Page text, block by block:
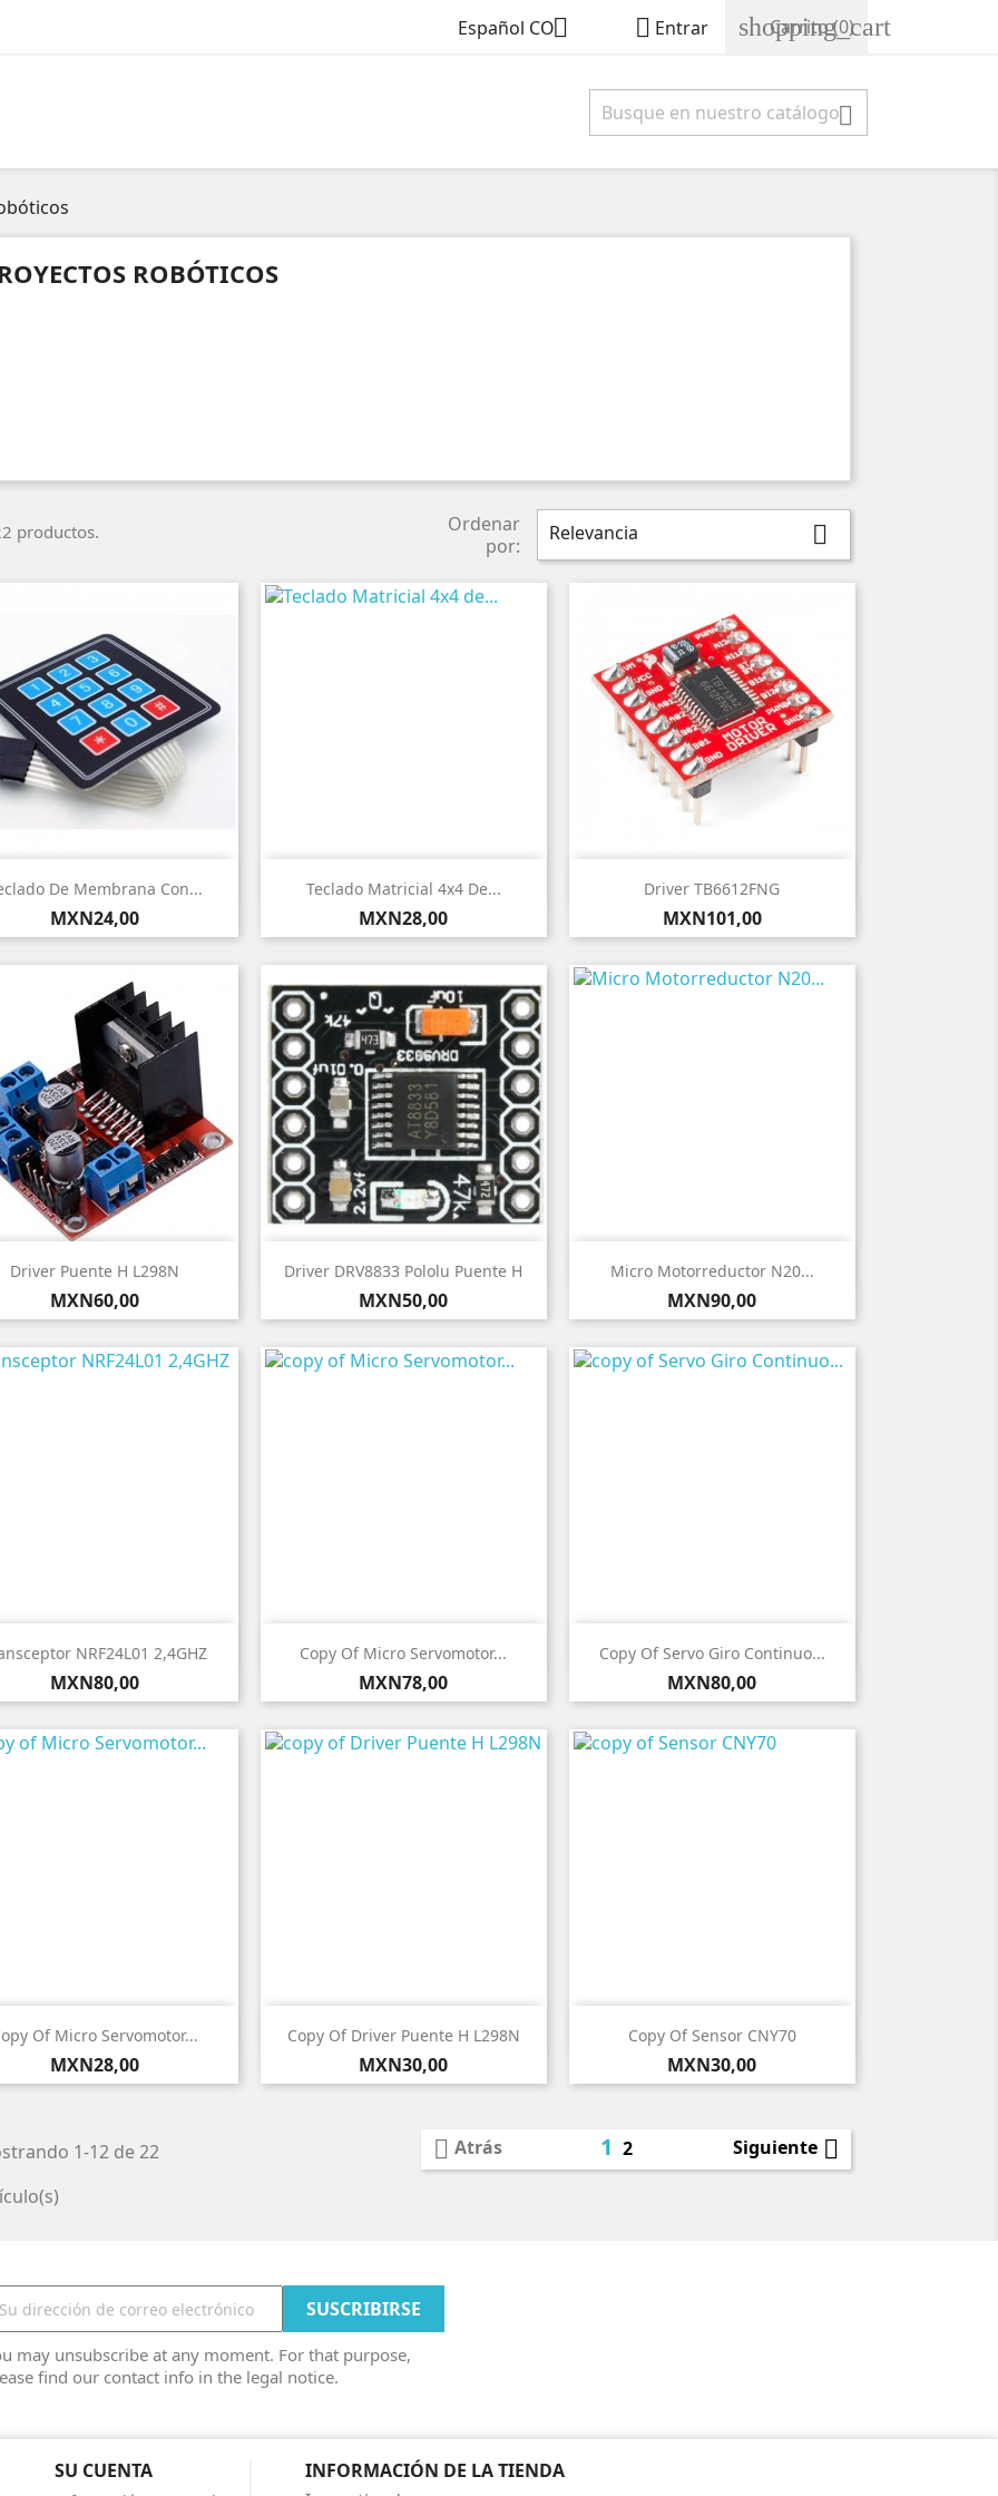
Español CO  Entrar shopping_cart
Carrito(0)

ROBÓTICOS
productos.
Ordenar
por:
Relevancia 
De Membrana Con...
Precio
MXN24,00
 Vista rápida Teclado Matricial 4x4 De...
Precio
MXN28,00
 Vista rápida Driver TB6612FNG
Precio
MXN101,00
 Vista rápida
Driver Puente H L298N
Precio
MXN60,00
 Vista rápida Driver DRV8833 Pololu Puente H
Precio
MXN50,00
 Vista rápida Micro Motorreductor N20...
Precio
MXN90,00
 Vista rápida
NRF24L01 2,4GHZ
Precio
MXN80,00
 Vista rápida Copy Of Micro Servomotor...
Precio
MXN78,00
 Vista rápida Copy Of Servo Giro Continuo...
Precio
MXN80,00
 Vista rápida
Of Micro Servomotor...
Precio
MXN28,00
 Vista rápida Copy Of Driver Puente H L298N
Precio
MXN30,00
 Vista rápida Copy Of Sensor CNY70
Precio
MXN30,00
 Vista rápida
1-12 de 22
 Atrás 1 2 Siguiente 
may unsubscribe at any moment. For that purpose,
find our contact info in the legal notice.
SU CUENTA
INFORMACIÓN DE LA TIENDA